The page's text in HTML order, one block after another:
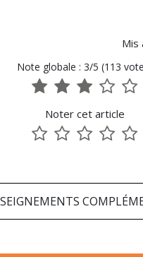
Mis
Note globale : 3/5 (113
1
5
2
5
3
5
4
5
Noter cet article
1 2 3 4